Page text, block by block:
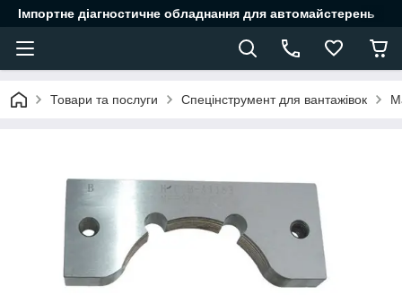
Імпортне діагностичне обладнання для автомайстерень
Товари та послуги Спецінструмент для вантажівок